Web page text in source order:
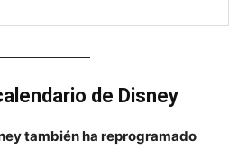
de Disney
también ha reprogramado